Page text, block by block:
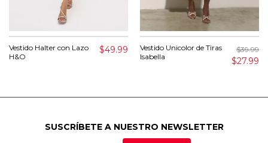
Vestido Halter con Lazo
H&O
$49.99
Vestido Unicolor de Tiras
Isabella
$39.99
$27.99
SUSCRÍBETE A NUESTRO NEWSLETTER